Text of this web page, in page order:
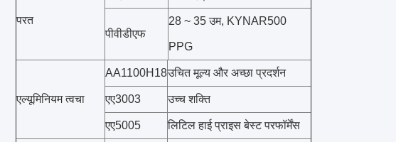
परत
पीवीडीएफ
28 ~ 35 उम, KYNAR500
PPG
एल्यूमिनियम त्वचा
AA1100H18उचित मूल्य और अच्छा प्रदर्शन
एए3003 उच्च शक्ति
एए5005 लिटिल हाई प्राइस बेस्ट परफॉर्मेंस